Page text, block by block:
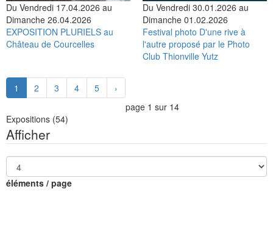
Du Vendredi 17.04.2026 au
Dimanche 26.04.2026
EXPOSITION PLURIELS au
Château de Courcelles
Du Vendredi 30.01.2026 au
Dimanche 01.02.2026
Festival photo D'une rive à
l'autre proposé par le Photo
Club Thionville Yutz
1 2 3 4 5
›
page 1 sur 14
Expositions (54)
Afficher
éléments / page